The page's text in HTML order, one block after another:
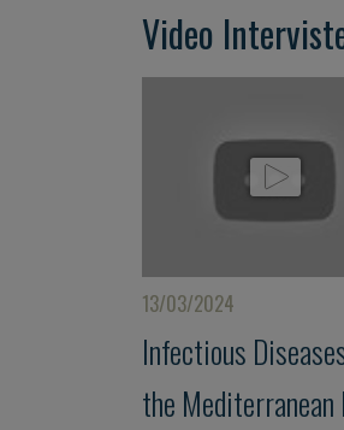
Video
13/03/2024
Infectious
the Mediterranean